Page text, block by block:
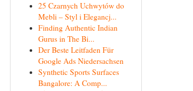
25 Czarnych Uchwytów do
Mebli – Styl i Elegancj...
Finding Authentic Indian
Gurus in The Bi...
Der Beste Leitfaden Für
Google Ads Niedersachsen
Synthetic Sports Surfaces
Bangalore: A Comp...